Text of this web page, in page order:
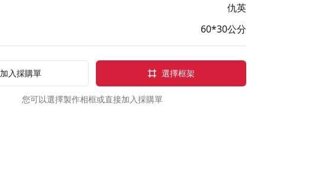
仇英
60*30公分
加入採購單 選擇框架
您可以選擇製作相框或直接加入採購單